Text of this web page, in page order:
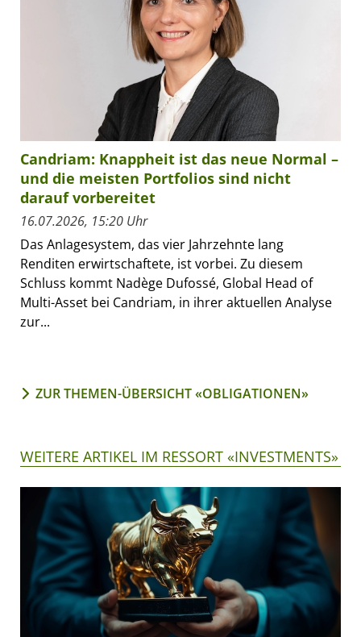
Candriam: Knappheit ist das neue Normal –
und die meisten Portfolios sind nicht
darauf vorbereitet
16.07.2026, 15:20 Uhr
Das Anlagesystem, das vier Jahrzehnte lang
Renditen erwirtschaftete, ist vorbei. Zu diesem
Schluss kommt Nadège Dufossé, Global Head of
Multi-Asset bei Candriam, in ihrer aktuellen Analyse
zur...
ZUR THEMEN-ÜBERSICHT «OBLIGATIONEN»
WEITERE ARTIKEL IM RESSORT «INVESTMENTS»